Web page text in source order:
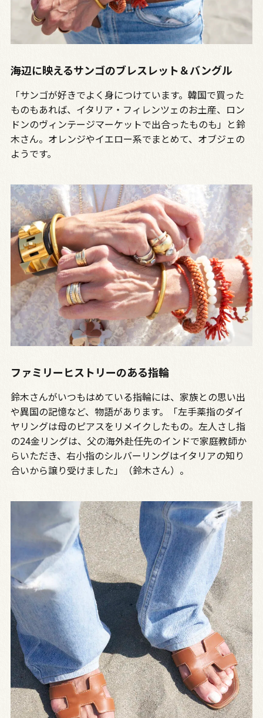
海辺に映えるサンゴのブレスレット＆バングル
「サンゴが好きでよく身につけています。韓国で買った
ものもあれば、イタリア・フィレンツェのお土産、ロン
ドンのヴィンテージマーケットで出合ったものも」と鈴
木さん。オレンジやイエロー系でまとめて、オブジェの
ようです。
ファミリーヒストリーのある指輪
鈴木さんがいつもはめている指輪には、家族との思い出
や異国の記憶など、物語があります。「左手薬指のダイ
ヤリングは母のピアスをリメイクしたもの。左人さし指
の24金リングは、父の海外赴任先のインドで家庭教師か
らいただき、右小指のシルバーリングはイタリアの知り
合いから譲り受けました」（鈴木さん）。